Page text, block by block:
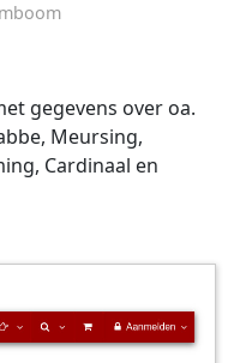
gegevens over oa.
Meursing,
Cardinaal en